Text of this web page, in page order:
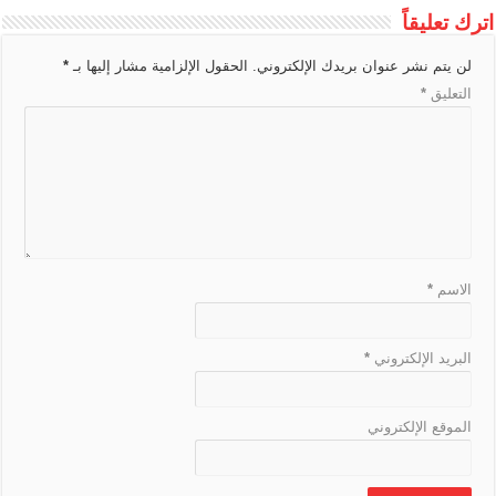
e
p
p
a
m
s
a
o
k
g
e
T
L
n
k
e اترك تعليقاً
لن يتم نشر عنوان بريدك الإلكتروني. الحقول الإلزامية مشار إليها بـ*
التعليق*
الاسم*
البريد الإلكتروني*
الموقع الإلكتروني